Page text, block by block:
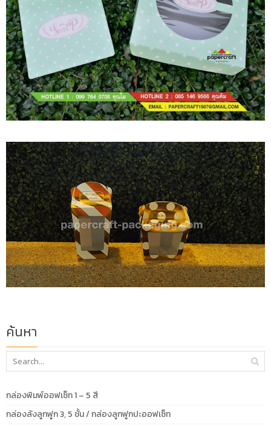
ค้นหา
กล่องพิมพ์ออฟเซ็ท 1 – 5 สี
กล่องลังลูกฟูก 3, 5 ชั้น / กล่องลูกฟูกปะออฟเซ็ท